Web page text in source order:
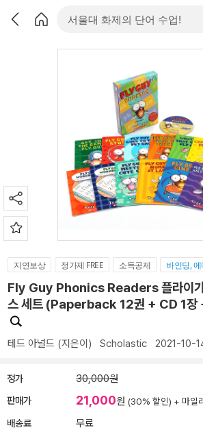
지연보상 정가제 FREE 소득공제 바인딩,
Fly Guy Phonics Readers 플라이가
스 세트 (Paperback 12권 + CD 1
테드 아널드 (지은이) Scholastic 2021-10-
정가 30,000원
판매가 21,000원 (30% 할인) + 마일
배송료
무료